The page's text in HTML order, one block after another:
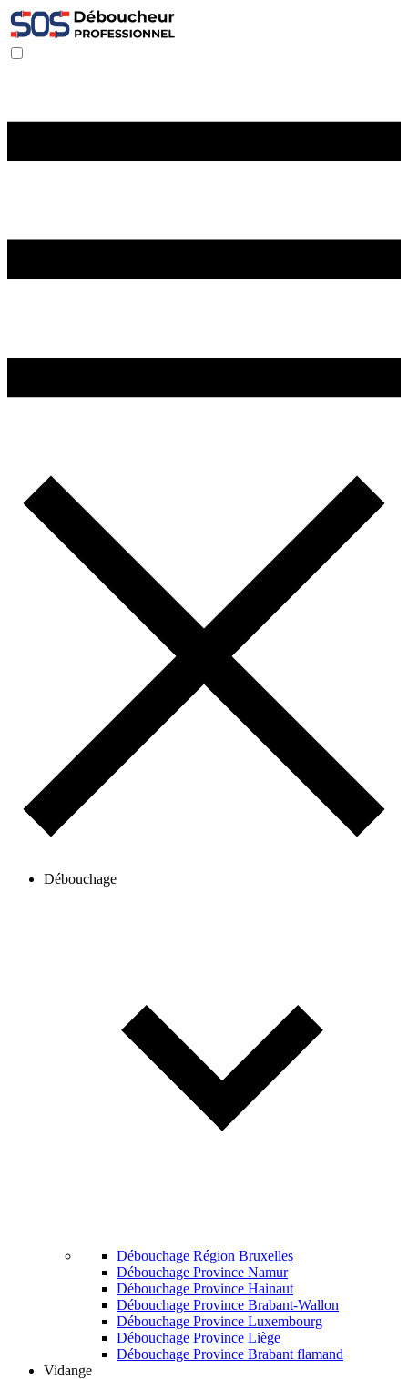
Débouchage
Débouchage Région Bruxelles
Débouchage Province Namur
Débouchage Province Hainaut
Débouchage Province Brabant-Wallon
Débouchage Province Luxembourg
Débouchage Province Liège
Débouchage Province Brabant flamand
Vidange